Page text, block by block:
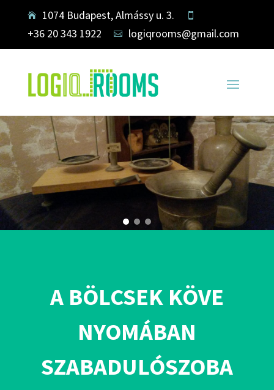
 1074 Budapest, Almássy u. 3. 
+36 20 343 1922  logiqrooms@gmail.com
A BÖLCSEK KÖVE
NYOMÁBAN
SZABADULÓSZOBA